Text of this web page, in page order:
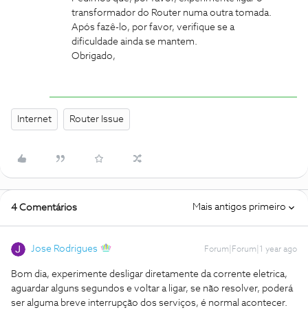
transformador do Router numa outra tomada.
Após fazê-lo, por favor, verifique se a
dificuldade ainda se mantem.
Obrigado,
Internet Router Issue
4 Comentários Mais antigos primeiro
Jose Rodrigues Forum|Forum|1 year ago
Bom dia, experimente desligar diretamente da corrente eletrica,
aguardar alguns segundos e voltar a ligar, se não resolver, poderá
ser alguma breve interrupção dos serviços, é normal acontecer.